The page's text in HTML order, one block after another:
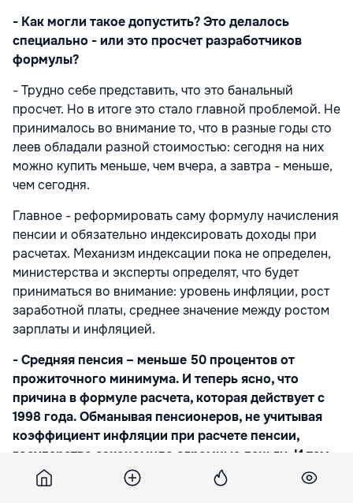
- Как могли такое допустить? Это делалось
специально - или это просчет разработчиков
формулы?
- Трудно себе представить, что это банальный
просчет. Но в итоге это стало главной проблемой. Не
принималось во внимание то, что в разные годы сто
леев обладали разной стоимостью: сегодня на них
можно купить меньше, чем вчера, а завтра - меньше,
чем сегодня.
Главное - реформировать саму формулу начисления
пенсии и обязательно индексировать доходы при
расчетах. Механизм индексации пока не определен,
министерства и эксперты определят, что будет
приниматься во внимание: уровень инфляции, рост
заработной платы, среднее значение между ростом
зарплаты и инфляцией.
- Средняя пенсия – меньше 50 процентов от
прожиточного минимума. И теперь ясно, что
причина в формуле расчета, которая действует с
1998 года. Обманывая пенсионеров, не учитывая
коэффициент инфляции при расчете пенсии,
государство сэкономило огромные деньги. И тем
самым вырыло себе яму: ведь потребительский
спрос все время падает.